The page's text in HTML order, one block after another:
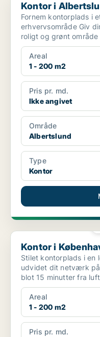
Kontor i
Fornem kontorplads i
erhvervsområde Giv
roligt og grønt
ligger på e...
Areal
1 - 200 m2
Pris pr. md.
Ikke angivet
Område
Albertslund
Type
Kontor
Kontor i København K
Kontor i
Stilet kontorplads i en
udvidet dit netværk
blot 15 minutter fra
Areal
1 - 200 m2
Pris pr. md.